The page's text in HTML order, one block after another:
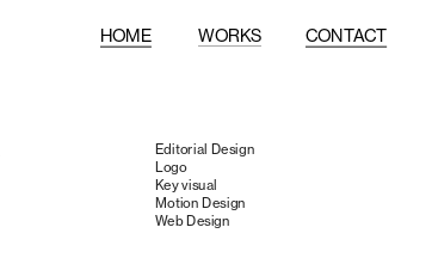
Editorial Design
Logo
Key visual
Motion Design
Web Design
HOME WORKS CONTACT